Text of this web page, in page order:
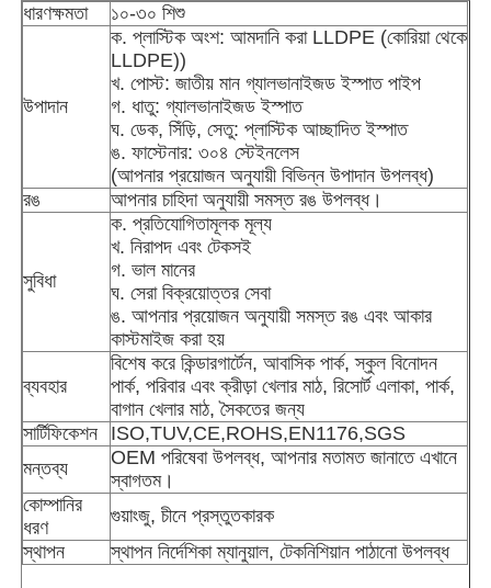
আমাদের সম্পর্কে
কারখানা পরিদর্শন
গুণমান নিয়ন্ত্রণ
আমাদের সাথে যোগাযোগ
মামলা
একটি উদ্ধৃতি অনুরোধ করুন
পার্ক খেলার মাঠের নকশা
ধারণক্ষমতা ১০-৩০ শিশু
উপাদান
ক. প্লাস্টিক অংশ: আমদানি করা LLDPE (কোরিয়া থেকে
LLDPE))
খ. পোস্ট: জাতীয় মান গ্যালভানাইজড ইস্পাত পাইপ
গ. ধাতু: গ্যালভানাইজড ইস্পাত
ঘ. ডেক, সিঁড়ি, সেতু: প্লাস্টিক আচ্ছাদিত ইস্পাত
ঙ. ফাস্টেনার: ৩০৪ স্টেইনলেস
(আপনার প্রয়োজন অনুযায়ী বিভিন্ন উপাদান উপলব্ধ)
রঙ
আপনার চাহিদা অনুযায়ী সমস্ত রঙ উপলব্ধ।
সুবিধা
ক. প্রতিযোগিতামূলক মূল্য
খ. নিরাপদ এবং টেকসই
গ. ভাল মানের
ঘ. সেরা বিক্রয়োত্তর সেবা
ঙ. আপনার প্রয়োজন অনুযায়ী সমস্ত রঙ এবং আকার
কাস্টমাইজ করা হয়
ব্যবহার
বিশেষ করে কিন্ডারগার্টেন, আবাসিক পার্ক, স্কুল বিনোদন
পার্ক, পরিবার এবং ক্রীড়া খেলার মাঠ, রিসোর্ট এলাকা, পার্ক,
বাগান খেলার মাঠ, সৈকতের জন্য
সার্টিফিকেশন
ISO,TUV,CE,ROHS,EN1176,SGS
মন্তব্য
OEM পরিষেবা উপলব্ধ, আপনার মতামত জানাতে এখানে
স্বাগতম।
কোম্পানির
ধরণ
গুয়াংজু, চীনে প্রস্তুতকারক
স্থাপন
স্থাপন নির্দেশিকা ম্যানুয়াল, টেকনিশিয়ান পাঠানো উপলব্ধ